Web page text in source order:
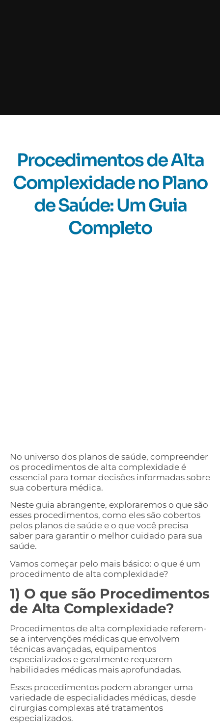
Procedimentos de Alta
Complexidade no Plano
de Saúde: Um Guia
Completo
No universo dos planos de saúde, compreender
os procedimentos de alta complexidade é
essencial para tomar decisões informadas sobre
sua cobertura médica.
Neste guia abrangente, exploraremos o que são
esses procedimentos, como eles são cobertos
pelos planos de saúde e o que você precisa
saber para garantir o melhor cuidado para sua
saúde.
Vamos começar pelo mais básico: o que é um
procedimento de alta complexidade?
1) O que são Procedimentos
de Alta Complexidade?
Procedimentos de alta complexidade referem-
se a intervenções médicas que envolvem
técnicas avançadas, equipamentos
especializados e geralmente requerem
habilidades médicas mais aprofundadas.
Esses procedimentos podem abranger uma
variedade de especialidades médicas, desde
cirurgias complexas até tratamentos
especializados.